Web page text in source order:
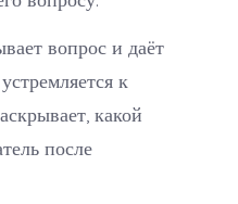
вопрос и даёт
к
какой
после